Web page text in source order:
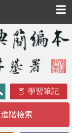
☰
學習筆記
進階檢索